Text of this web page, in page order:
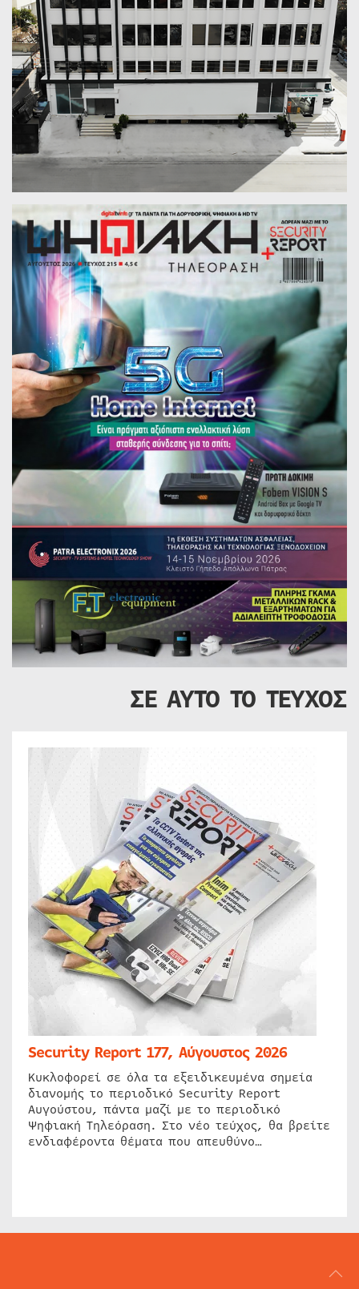
ΣΕ ΑΥΤΟ ΤΟ ΤΕΥΧΟΣ
Security Report 177, Αύγουστος 2026
Κυκλοφορεί σε όλα τα εξειδικευμένα σημεία
διανομής το περιοδικό Security Report
Αυγούστου, πάντα μαζί με το περιοδικό
Ψηφιακή Τηλεόραση. Στο νέο τεύχος, θα βρείτε
ενδιαφέροντα θέματα που απευθύνο…